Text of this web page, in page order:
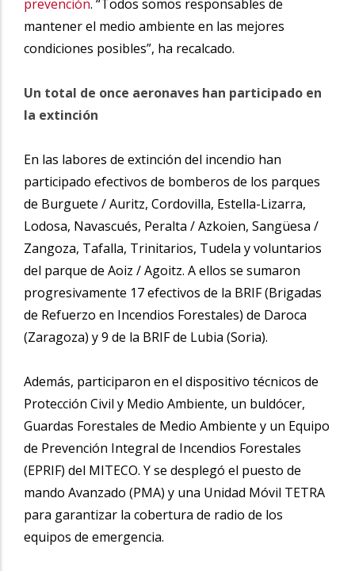
prevención. “Todos somos responsables de
mantener el medio ambiente en las mejores
condiciones posibles”, ha recalcado.
Un total de once aeronaves han participado en
la extinción
En las labores de extinción del incendio han
participado efectivos de bomberos de los parques
de Burguete / Auritz, Cordovilla, Estella-Lizarra,
Lodosa, Navascués, Peralta / Azkoien, Sangüesa /
Zangoza, Tafalla, Trinitarios, Tudela y voluntarios
del parque de Aoiz / Agoitz. A ellos se sumaron
progresivamente 17 efectivos de la BRIF (Brigadas
de Refuerzo en Incendios Forestales) de Daroca
(Zaragoza) y 9 de la BRIF de Lubia (Soria).
Además, participaron en el dispositivo técnicos de
Protección Civil y Medio Ambiente, un buldócer,
Guardas Forestales de Medio Ambiente y un Equipo
de Prevención Integral de Incendios Forestales
(EPRIF) del MITECO. Y se desplegó el puesto de
mando Avanzado (PMA) y una Unidad Móvil TETRA
para garantizar la cobertura de radio de los
equipos de emergencia.